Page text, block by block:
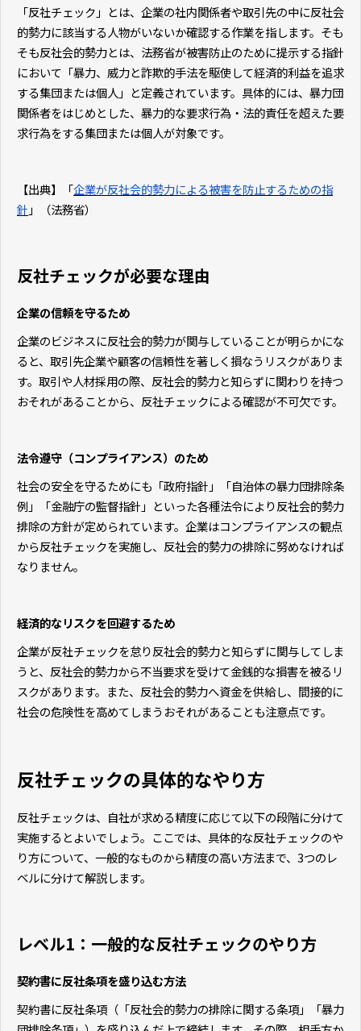
「反社チェック」とは、企業の社内関係者や取引先の中に反社会
的勢力に該当する人物がいないか確認する作業を指します。そも
そも反社会的勢力とは、法務省が被害防止のために提示する指針
において「暴力、威力と詐欺的手法を駆使して経済的利益を追求
する集団または個人」と定義されています。具体的には、暴力団
関係者をはじめとした、暴力的な要求行為・法的責任を超えた要
求行為をする集団または個人が対象です。
【出典】「企業が反社会的勢力による被害を防止するための指
針 」（法務省）
反社チェックが必要な理由
企業の信頼を守るため
企業のビジネスに反社会的勢力が関与していることが明らかにな
ると、取引先企業や顧客の信頼性を著しく損なうリスクがありま
す。取引や人材採用の際、反社会的勢力と知らずに関わりを持つ
おそれがあることから、反社チェックによる確認が不可欠です。
法令遵守（コンプライアンス）のため
社会の安全を守るためにも「政府指針」「自治体の暴力団排除条
例」「金融庁の監督指針」といった各種法令により反社会的勢力
排除の方針が定められています。企業はコンプライアンスの観点
から反社チェックを実施し、反社会的勢力の排除に努めなければ
なりません。
経済的なリスクを回避するため
企業が反社チェックを怠り反社会的勢力と知らずに関与してしま
うと、反社会的勢力から不当要求を受けて金銭的な損害を被るリ
スクがあります。また、反社会的勢力へ資金を供給し、間接的に
社会の危険性を高めてしまうおそれがあることも注意点です。
反社チェックの具体的なやり方
反社チェックは、自社が求める精度に応じて以下の段階に分けて
実施するとよいでしょう。ここでは、具体的な反社チェックのや
り方について、一般的なものから精度の高い方法まで、3つのレ
ベルに分けて解説します。
レベル1：一般的な反社チェックのやり方
契約書に反社条項を盛り込む方法
契約書に反社条項（「反社会的勢力の排除に関する条項」「暴力